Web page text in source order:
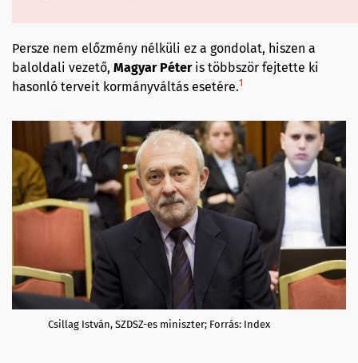
Persze nem előzmény nélküli ez a gondolat, hiszen a
baloldali vezető, Magyar Péteris többször fejtette ki
hasonló terveit kormányváltás esetére.1
Csillag István, SZDSZ-es miniszter; Forrás: Index